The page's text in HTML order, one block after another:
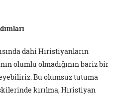
dahi Hıristiyanların
olumlu olmadığının bariz bir
Bu olumsuz tutuma
kırılma, Hıristiyan